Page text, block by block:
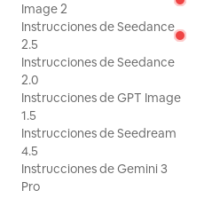
Image 2
Instrucciones de Seedance
2.5
Instrucciones de Seedance
2.0
Instrucciones de GPT Image
1.5
Instrucciones de Seedream
4.5
Instrucciones de Gemini 3
Pro